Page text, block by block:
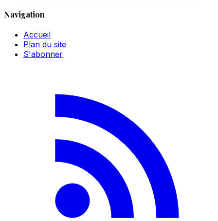
Navigation
Accueil
Plan du site
S'abonner